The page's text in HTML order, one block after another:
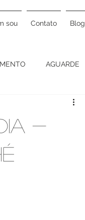
sou Contato Blog
AGUARDE
-